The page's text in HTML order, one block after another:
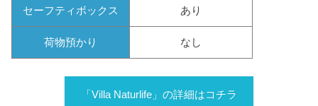
セーフティボックス あり
荷物預かり なし
「Villa Naturlife」の詳細はコチラ